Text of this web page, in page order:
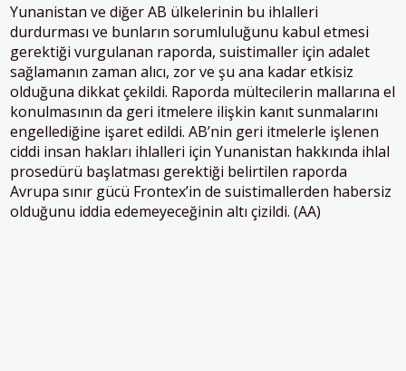
Yunanistan ve diğer AB ülkelerinin bu ihlalleri
durdurması ve bunların sorumluluğunu kabul etmesi
gerektiği vurgulanan raporda, suistimaller için adalet
sağlamanın zaman alıcı, zor ve şu ana kadar etkisiz
olduğuna dikkat çekildi. Raporda mültecilerin mallarına el
konulmasının da geri itmelere ilişkin kanıt sunmalarını
engellediğine işaret edildi. AB’nin geri itmelerle işlenen
ciddi insan hakları ihlalleri için Yunanistan hakkında ihlal
prosedürü başlatması gerektiği belirtilen raporda
Avrupa sınır gücü Frontex’in de suistimallerden habersiz
olduğunu iddia edemeyeceğinin altı çizildi. (AA)